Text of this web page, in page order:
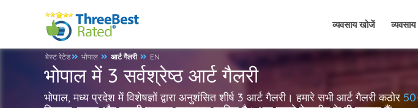
व्यवसाय खोजें
बेस्ट रेटेड भोपाल आर्ट गैलरी EN
भोपाल में 3 सर्वश्रेष्ठ आर्ट गैलरी
भोपाल, मध्य प्रदेश में विशेषज्ञों द्वारा अनुशंसित शीर्ष 3 आर्ट गैलरी। हमारे सभी आर्ट गैलरी कठोर